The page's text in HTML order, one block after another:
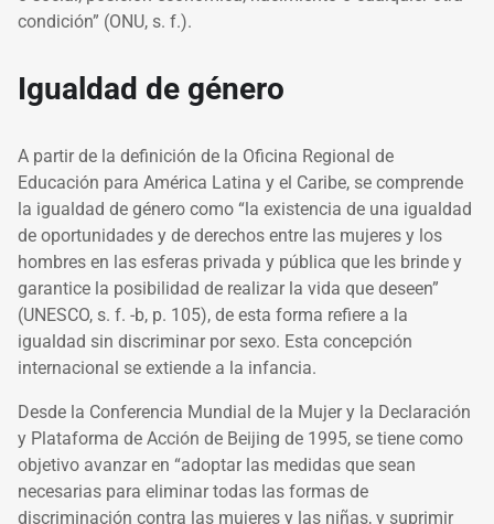
condición” (ONU, s. f.).
Igualdad de género
A partir de la definición de la Oficina Regional de
Educación para América Latina y el Caribe, se comprende
la igualdad de género como “la existencia de una igualdad
de oportunidades y de derechos entre las mujeres y los
hombres en las esferas privada y pública que les brinde y
garantice la posibilidad de realizar la vida que deseen”
(UNESCO, s. f. -b, p. 105), de esta forma refiere a la
igualdad sin discriminar por sexo. Esta concepción
internacional se extiende a la infancia.
Desde la Conferencia Mundial de la Mujer y la Declaración
y Plataforma de Acción de Beijing de 1995, se tiene como
objetivo avanzar en “adoptar las medidas que sean
necesarias para eliminar todas las formas de
discriminación contra las mujeres y las niñas, y suprimir